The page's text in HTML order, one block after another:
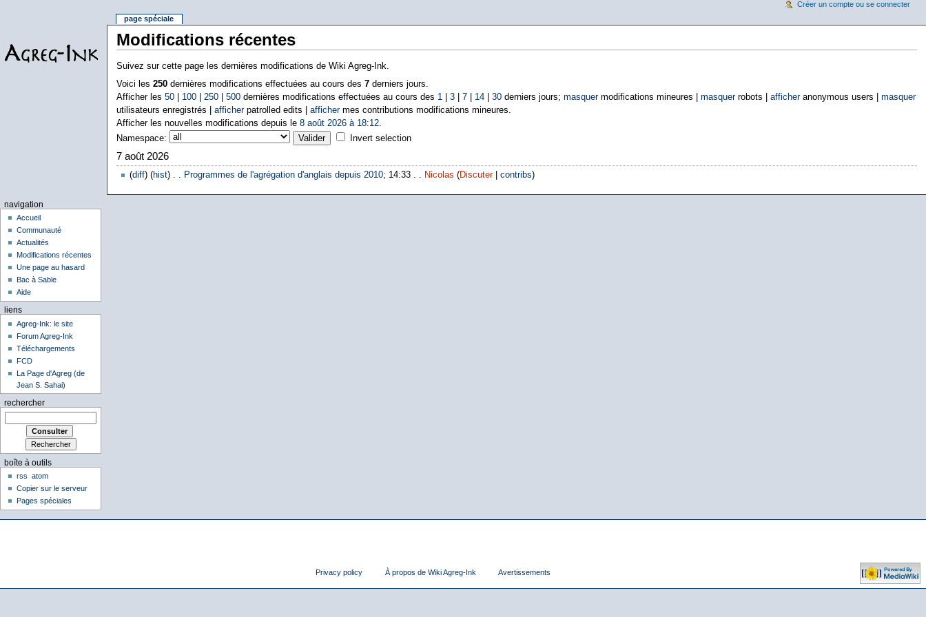
Modifications récentes
Suivez sur cette page les dernières modifications de Wiki Agreg-Ink.
Voici les 250dernières modifications effectuées au cours des 7derniers jours.
Afficher les 50| 100| 250| 500dernières modifications effectuées au cours des 1 3| 7| 14| 30derniers jours; masquermodifications mineures | masquerrobots | afficheranonymous users | masquer
utilisateurs enregistrés | afficherpatrolled edits | affichermes contributions modifications mineures.
Afficher les nouvelles modifications depuis le 8 août 2026 à 18:12.
Namespace:
Invert selection
7 août 2026
(diff) (hist) . . Programmes de l'agrégation d'anglais depuis 2010; 14:33 . . Nicolas (Discuter| contribs)
page spéciale
Créer un compte ou se connecter
navigation
Accueil
Communauté
Actualités
Modifications récentes
Une page au hasard
Bac à Sable
Aide
liens
Agreg-Ink: le site
Forum Agreg-Ink
Téléchargements
FCD
La Page d'Agreg (de
Jean S. Sahai)
rechercher
boîte à outils
rss
atom
Copier sur le serveur
Pages spéciales
Privacy policy À propos de Wiki Agreg-Ink Avertissements